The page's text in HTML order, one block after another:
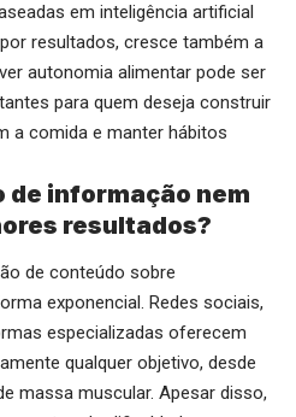
em inteligência artificial
resultados, cresce também a
autonomia alimentar pode ser
para quem deseja construir
a comida e manter hábitos
de informação nem
resultados?
de conteúdo sobre
exponencial. Redes sociais,
especializadas oferecem
qualquer objetivo, desde
massa muscular. Apesar disso,